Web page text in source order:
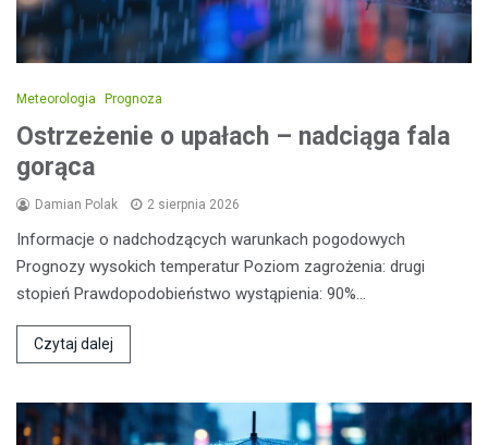
Meteorologia Prognoza
Ostrzeżenie o upałach – nadciąga fala
gorąca
Damian Polak 2 sierpnia 2026
Informacje o nadchodzących warunkach pogodowych
Prognozy wysokich temperatur Poziom zagrożenia: drugi
stopień Prawdopodobieństwo wystąpienia: 90%…
Czytaj dalej